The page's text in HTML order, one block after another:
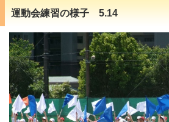
運動会練習の様子 5.14